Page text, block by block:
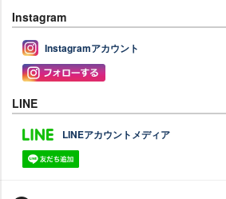
Instagram
Instagramアカウント
LINE
LINEアカウントメディア